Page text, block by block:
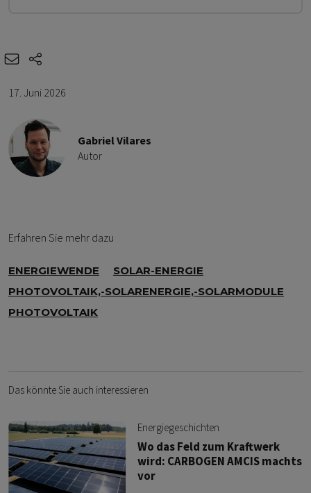
e-mail
17. Juni 2026
Gabriel Vilares
Autor
Erfahren Sie mehr dazu
ENERGIEWENDE
SOLAR-ENERGIE
PHOTOVOLTAIK,-SOLARENERGIE,-SOLARMODULE
PHOTOVOLTAIK
Das könnte Sie auch interessieren
Energiegeschichten
Wo das Feld zum Kraftwerk
wird: CARBOGEN AMCIS machts
vor